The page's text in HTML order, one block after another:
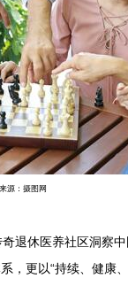
源：摄图网
休医养社区洞察中
，更以“持续、健康